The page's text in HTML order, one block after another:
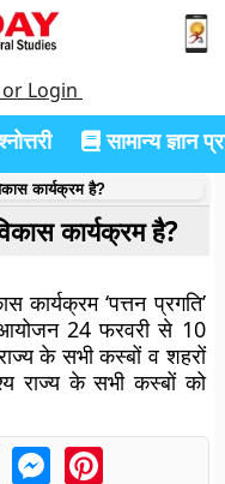
Login
सामान्य ज्ञान
कार्यक्रम है?
कार्यक्रम है?
कार्यक्रम ‘पत्तन प्रगति’
24 फरवरी से 10
के सभी कस्बों व शहरों
राज्य के सभी कस्बों को
MessengerPinterest